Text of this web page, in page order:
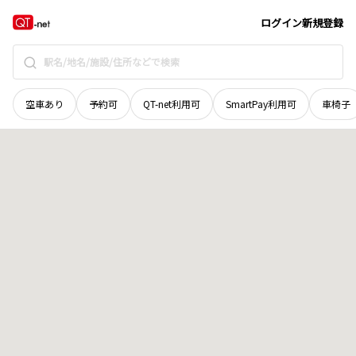
ログイン新規登録
空車あり 予約可 QT-net利用可 SmartPay利用可 車椅子
新潟県